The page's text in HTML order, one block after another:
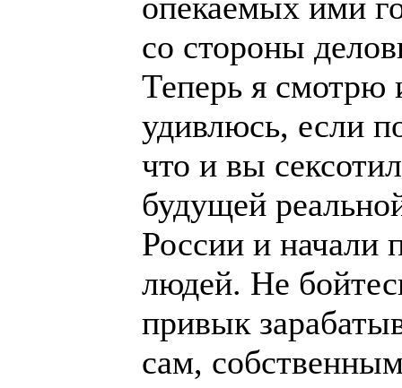
опекаемых ими
со стороны
Теперь я смотрю
удивлюсь, если
что и вы
будущей
России и начали
людей. Не
привык
сам,